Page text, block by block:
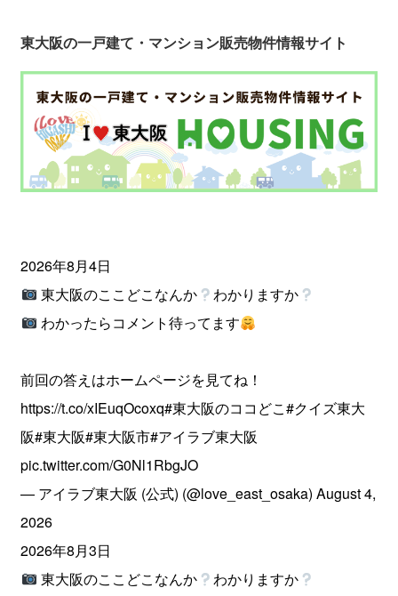
東大阪の一戸建て・マンション販売物件情報サイト
2026年8月4日
東大阪のここどこなんか
わかりますか
わかったらコメント待ってます
前回の答えはホームページを見てね！
https://t.co/xIEuqOcoxq#東大阪のココどこ#クイズ東大
阪#東大阪#東大阪市#アイラブ東大阪
pic.twitter.com/G0Nl1RbgJO
— アイラブ東大阪 (公式) (@love_east_osaka)August 4,
2026
2026年8月3日
東大阪のここどこなんか
わかりますか